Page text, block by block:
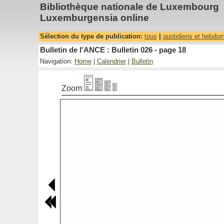
Bibliothèque nationale de Luxembourg
Luxemburgensia online
Sélection du type de publication: tous quotidiens et
Bulletin de l'ANCE : Bulletin 026 - page 18
Navigation: Home| Calendrier| Bulletin
Zoom